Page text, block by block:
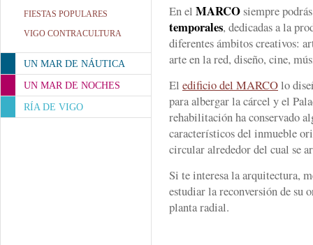
FIESTAS POPULARES
VIGO CONTRACULTURA
UN MAR DE NÁUTICA
UN MAR DE NOCHES
RÍA DE VIGO
En el MARCO siempre
temporales, dedicadas a la
diferentes ámbitos creativos:
arte en la red, diseño, cine,
El edificio del MARCOlo
para albergar la cárcel y el
rehabilitación ha conservado
característicos del inmueble
circular alrededor del cual se
Si te interesa la arquitectura,
estudiar la reconversión de su
planta radial.